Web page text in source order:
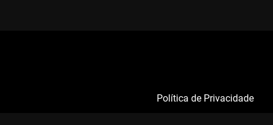
Política de Privacidade